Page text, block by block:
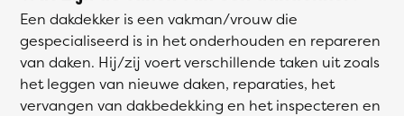
Een dakdekker is een vakman/vrouw die
gespecialiseerd is in het onderhouden en repareren
van daken. Hij/zij voert verschillende taken uit zoals
het leggen van nieuwe daken, reparaties, het
vervangen van dakbedekking en het inspecteren en